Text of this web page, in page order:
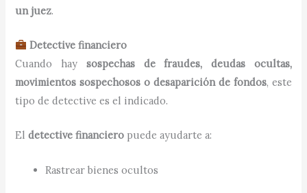
un juez.
Detective financiero
Cuando hay sospechas de fraudes, deudas ocultas,
movimientos sospechosos o desaparición de fondos, este
tipo de detective es el indicado.
Eldetective financiero puede ayudarte a:
Rastrear bienes ocultos